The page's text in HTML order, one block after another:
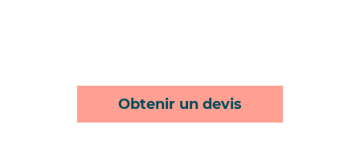
Obtenir un devis